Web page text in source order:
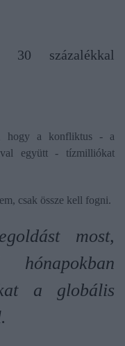
30 százalékkal
hogy a konfliktus - a
együtt - tízmilliókat
csak össze kell fogni.
most,
a globális